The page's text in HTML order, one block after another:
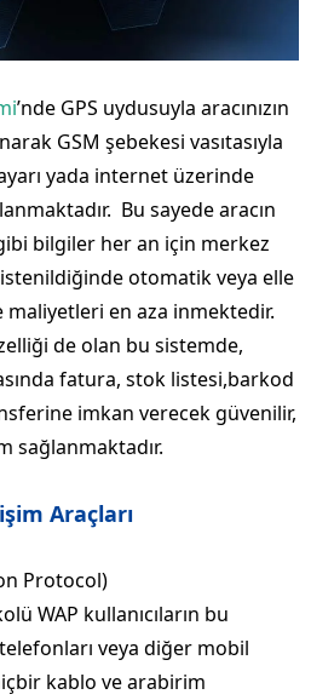
’nde GPS uydusuyla aracınızın
GSM şebekesi vasıtasıyla
yada internet üzerinde
Bu sayede aracın
gibi bilgiler her an için merkez
otomatik veya elle
en aza inmektedir.
de olan bu sistemde,
fatura, stok listesi,barkod
imkan verecek güvenilir,
sağlanmaktadır.
Araçları
Protocol)
WAP kullanıcıların bu
veya diğer mobil
kablo ve arabirim